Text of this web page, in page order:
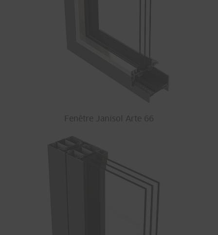
Fenêtre Janisol Arte 66